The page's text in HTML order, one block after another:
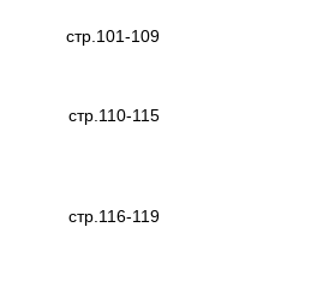
стр.101-109
стр.110-115
стр.116-119